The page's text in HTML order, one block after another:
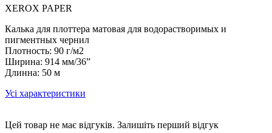
XEROX PAPER
Калька для плоттера матовая для водорастворимых и
пигментных чернил
Плотность: 90 г/м2
Ширина: 914 мм/36”
Длинна: 50 м
Усі характеристики
Цей товар не має відгуків. Залишіть перший відгук